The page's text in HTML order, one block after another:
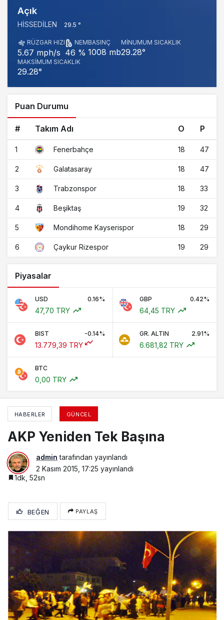
Açık
HISSEDILEN 29.5 °
RÜZGAR HIZI
5.67 mph/s
NEM
46 %
BASINÇ
1008 mb
MINUMUM SICAKLIK
29.28°
MAKSIMUM SICAKLIK
29.28°
Puan Durumu
# Takım Adı O P
1 Fenerbahçe 18 47
2 Galatasaray 18 47
3 Trabzonspor 18 33
4 Beşiktaş 19 32
5 Mondihome Kayserispor 18 29
6 Çaykur Rizespor 19 29
Piyasalar
USD 0.16%
47,70 TRY
GBP 0.42%
64,45 TRY
BIST -0.14%
13.779,39 TRY
GR. ALTIN 2.91%
6.681,82 TRY
BTC
0,00 TRY
HABERLER GÜNCEL
AKP Yeniden Tek Başına
admin tarafından yayınlandı
2 Kasım 2015, 17:25 yayınlandı
1dk, 52sn
BEĞEN PAYLAŞ